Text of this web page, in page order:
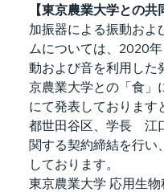
【東京農業大学との共
加振器による振動およ
ムについては、2020
動および音を利用した
京農業大学との「食」
にて発表しております
都世田谷区、学長　江
関する契約締結を行い
しております。
東京農業大学 応用生